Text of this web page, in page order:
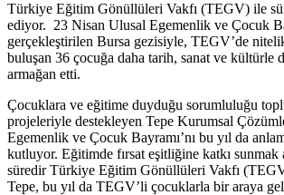
Türkiye Eğitim Gönüllüleri Vakfı (TEGV) ile
ediyor. 23 Nisan Ulusal Egemenlik ve Çocuk
gerçekleştirilen Bursa gezisiyle, TEGV’de
buluşan 36 çocuğa daha tarih, sanat ve kültürle
armağan etti.
Çocuklara ve eğitime duyduğu sorumluluğu
projeleriyle destekleyen Tepe Kurumsal
Egemenlik ve Çocuk Bayramı’nı bu yıl da
kutluyor. Eğitimde fırsat eşitliğine katkı sunmak
süredir Türkiye Eğitim Gönüllüleri Vakfı
Tepe, bu yıl da TEGV’li çocuklarla bir araya